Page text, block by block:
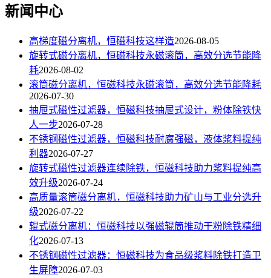
新闻中心
高梯度磁分离机，恒磁科技这样造2026-08-05
旋转式磁分离机，恒磁科技永磁滚筒，高效分选节能降
耗2026-08-02
滚筒磁分离机，恒磁科技永磁滚筒，高效分选节能降耗
2026-07-30
抽屉式磁性过滤器，恒磁科技抽屉式设计，粉体除铁快
人一步2026-07-28
不锈钢磁性过滤器，恒磁科技耐腐强磁，液体浆料提纯
利器2026-07-27
旋转式磁性过滤器连续除铁，恒磁科技助力浆料提纯高
效升级2026-07-24
高质量滚筒磁分离机，恒磁科技助力矿山与工业分选升
级2026-07-22
辊式磁分离机：恒磁科技以强磁辊筒推动干粉除铁精细
化2026-07-13
不锈钢磁性过滤器：恒磁科技为食品级浆料除铁打造卫
生屏障2026-07-03